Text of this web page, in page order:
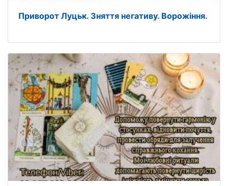
Приворот Луцьк. Зняття негативу. Ворожіння.